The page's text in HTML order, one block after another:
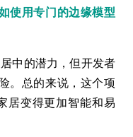
使用专门的边缘模型
中的潜力，但开发者
。总的来说，这个项
居变得更加智能和易